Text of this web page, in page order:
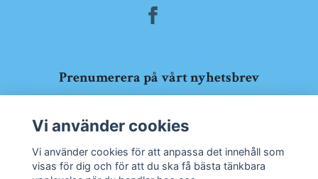
Prenumerera på vårt nyhetsbrev
Vi använder cookies
Vi använder cookies för att anpassa det innehåll som
visas för dig och för att du ska få bästa tänkbara